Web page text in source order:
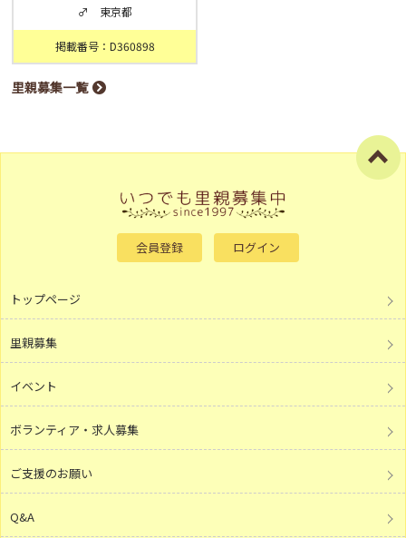
♂ 東京都
掲載番号：D360898
里親募集一覧
会員登録 ログイン
トップページ
里親募集
イベント
ボランティア・求人募集
ご支援のお願い
Q&A